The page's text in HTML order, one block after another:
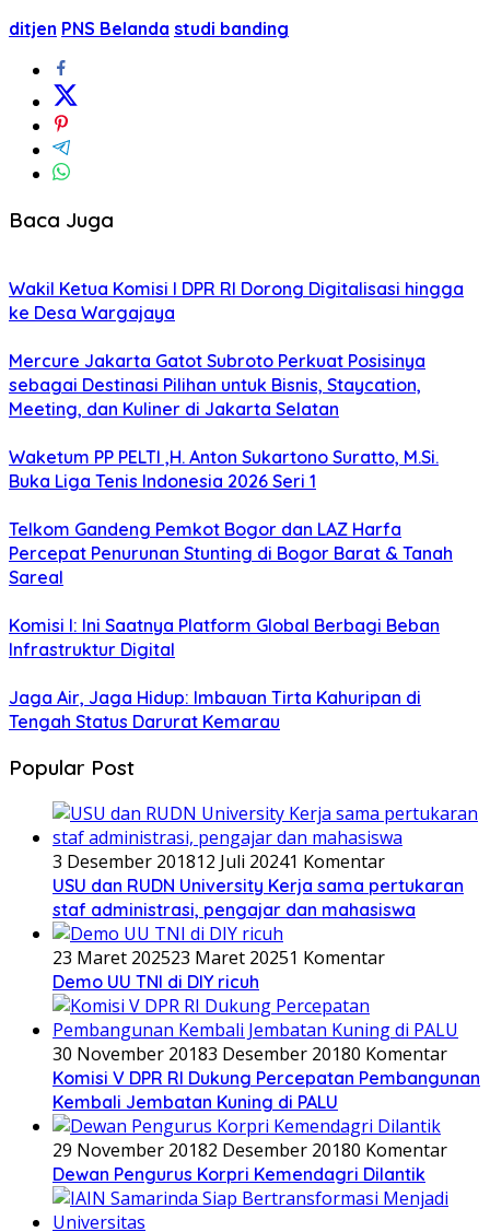
ditjen PNS Belanda studi banding
Baca Juga
Wakil Ketua Komisi I DPR RI Dorong Digitalisasi hingga
ke Desa Wargajaya
Mercure Jakarta Gatot Subroto Perkuat Posisinya
sebagai Destinasi Pilihan untuk Bisnis, Staycation,
Meeting, dan Kuliner di Jakarta Selatan
Waketum PP PELTI ,H. Anton Sukartono Suratto, M.Si.
Buka Liga Tenis Indonesia 2026 Seri 1
Telkom Gandeng Pemkot Bogor dan LAZ Harfa
Percepat Penurunan Stunting di Bogor Barat & Tanah
Sareal
Komisi I: Ini Saatnya Platform Global Berbagi Beban
Infrastruktur Digital
Jaga Air, Jaga Hidup: Imbauan Tirta Kahuripan di
Tengah Status Darurat Kemarau
Popular Post
3 Desember 201812 Juli 20241 Komentar
USU dan RUDN University Kerja sama pertukaran
staf administrasi, pengajar dan mahasiswa
23 Maret 202523 Maret 20251 Komentar
Demo UU TNI di DIY ricuh
30 November 20183 Desember 20180 Komentar
Komisi V DPR RI Dukung Percepatan Pembangunan
Kembali Jembatan Kuning di PALU
29 November 20182 Desember 20180 Komentar
Dewan Pengurus Korpri Kemendagri Dilantik